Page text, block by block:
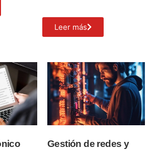
Leer más
Gestión de redes y